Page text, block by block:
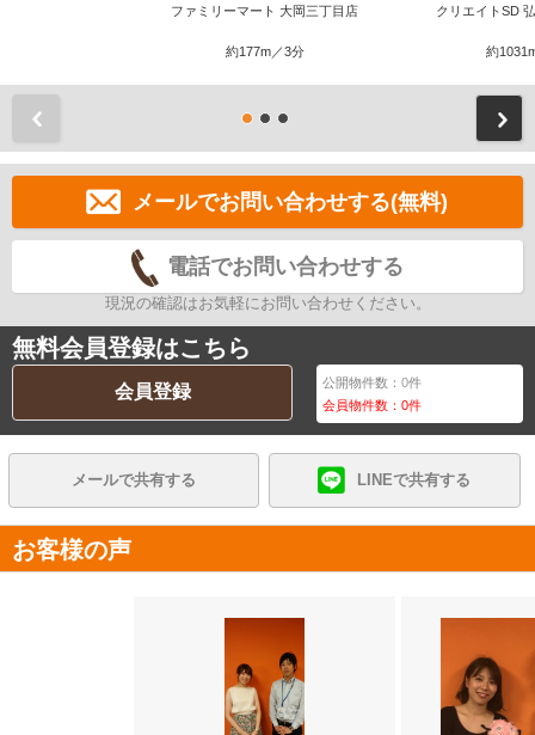
ファミリーマート 大岡三丁目店
約177m／3分
クリエイトSD
約
メールでお問い合わせする(無料)
電話でお問い合わせする
現況の確認はお気軽にお問い合わせください。
無料会員登録はこちら
会員登録 公開物件数：0件
会員物件数：0件
メールで共有する LINEで共有する
お客様の声